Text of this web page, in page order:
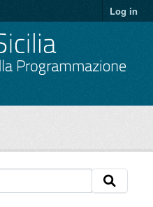
Log in